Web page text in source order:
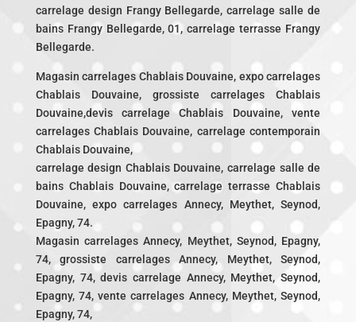
carrelage design Frangy Bellegarde, carrelage salle de
bains Frangy Bellegarde, 01, carrelage terrasse Frangy
Bellegarde.
Magasin carrelages Chablais Douvaine, expo carrelages
Chablais Douvaine, grossiste carrelages Chablais
Douvaine,devis carrelage Chablais Douvaine, vente
carrelages Chablais Douvaine, carrelage contemporain
Chablais Douvaine,
carrelage design Chablais Douvaine, carrelage salle de
bains Chablais Douvaine, carrelage terrasse Chablais
Douvaine, expo carrelages Annecy, Meythet, Seynod,
Epagny, 74.
Magasin carrelages Annecy, Meythet, Seynod, Epagny,
74, grossiste carrelages Annecy, Meythet, Seynod,
Epagny, 74, devis carrelage Annecy, Meythet, Seynod,
Epagny, 74, vente carrelages Annecy, Meythet, Seynod,
Epagny, 74,